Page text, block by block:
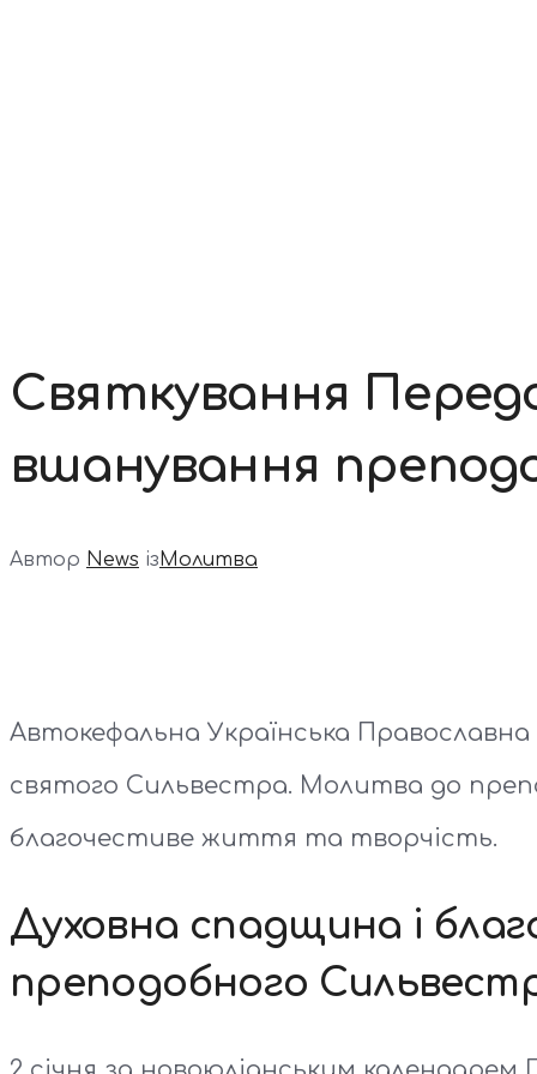
Святкування
вшанування
Автор News ізМолитва
Автокефальна Українська
святого Сильвестра. Молитва до
благочестиве життя та творчість.
Духовна спадщина і
преподобного